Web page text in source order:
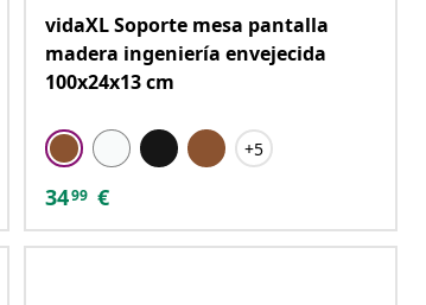
vidaXL Soporte mesa pantalla
madera ingeniería envejecida
100x24x13 cm
+5
3499 €